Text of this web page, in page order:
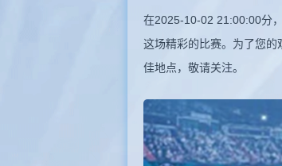
在2025-10-02 21:00:00分
这场精彩的比赛。为了您
佳地点，敬请关注。